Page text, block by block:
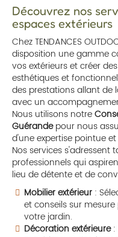
Découvrez nos
espaces extérieurs
Chez TENDANCES
disposition une gamme
vos extérieurs et créer
esthétiques et
des prestations allant de
avec un
Nous utilisons notre
Guérandepour nous
d'une expertise pointue
Nos services s'adressent
professionnels qui
lieu de détente et de
Mobilier extérieur :
et conseils sur
votre jardin.
Décoration extérieure: